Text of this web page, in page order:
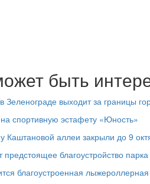
быть
Зеленограде выходит за границы
спортивную эстафету «Юность»
Каштановой аллеи закрыли до 9
предстоящее благоустройство
благоустроенная лыжероллерная